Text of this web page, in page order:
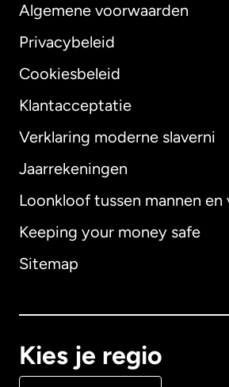
Algemene voorwaarden
Privacybeleid
Cookiesbeleid
Klantacceptatie
Verklaring moderne slaverni
Jaarrekeningen
Loonkloof tussen mannen en
Keeping your money safe
Sitemap
Kies je regio
Internationaal English
Australië